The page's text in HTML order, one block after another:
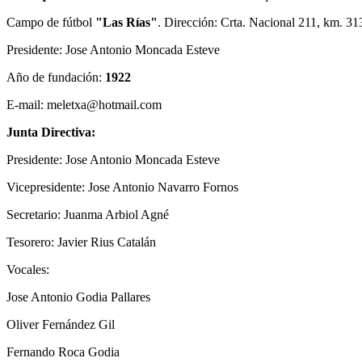
Campo de fútbol "Las Rías". Dirección: Crta. Nacional 211, km.
Presidente: Jose Antonio Moncada Esteve
Año de fundación: 1922
E-mail: meletxa@hotmail.com
Junta Directiva:
Presidente: Jose Antonio Moncada Esteve
Vicepresidente: Jose Antonio Navarro Fornos
Secretario: Juanma Arbiol Agné
Tesorero: Javier Rius Catalán
Vocales:
Jose Antonio Godia Pallares
Oliver Fernández Gil
Fernando Roca Godia